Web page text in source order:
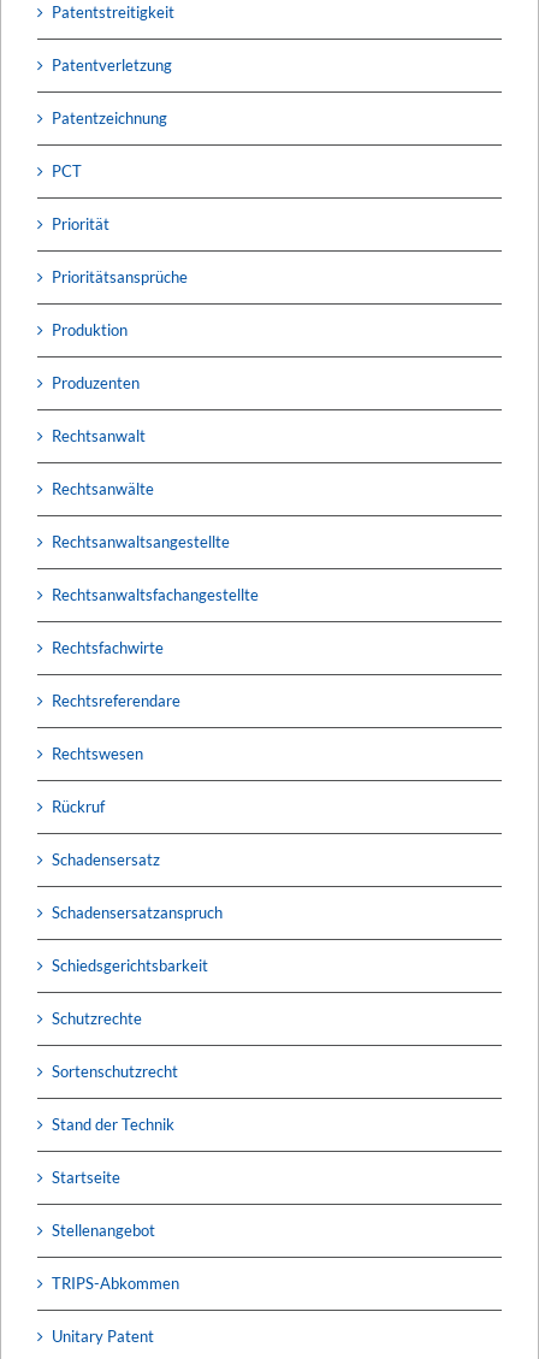
Patentstreitigkeit
Patentverletzung
Patentzeichnung
PCT
Priorität
Prioritätsansprüche
Produktion
Produzenten
Rechtsanwalt
Rechtsanwälte
Rechtsanwaltsangestellte
Rechtsanwaltsfachangestellte
Rechtsfachwirte
Rechtsreferendare
Rechtswesen
Rückruf
Schadensersatz
Schadensersatzanspruch
Schiedsgerichtsbarkeit
Schutzrechte
Sortenschutzrecht
Stand der Technik
Startseite
Stellenangebot
TRIPS-Abkommen
Unitary Patent